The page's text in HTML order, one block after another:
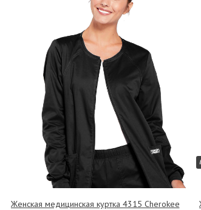
Женская медицинская куртка 4315 Cherokee